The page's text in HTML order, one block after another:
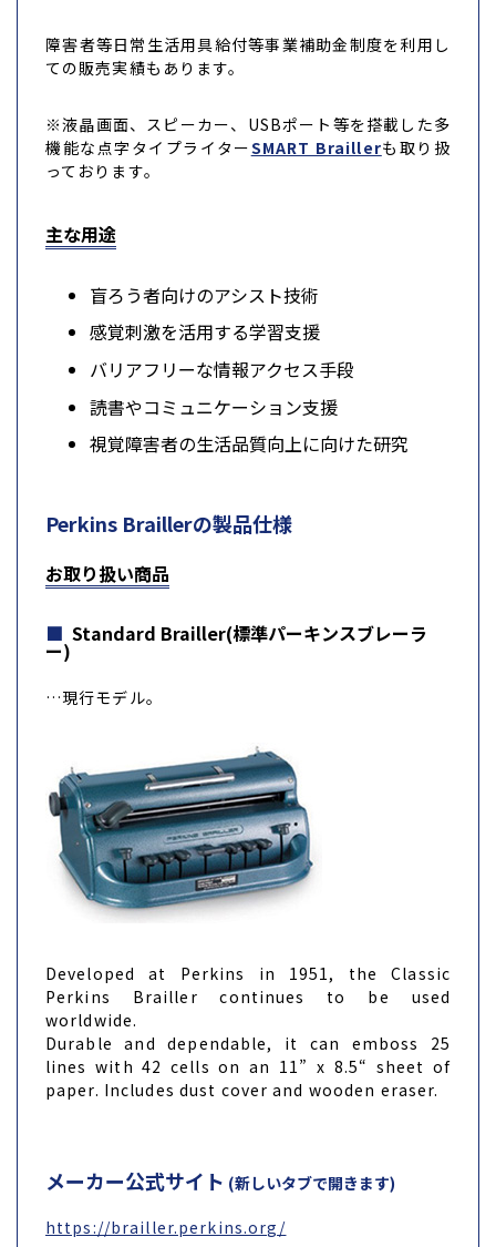
障害者等日常生活用具給付等事業補助金制度を利用し
ての販売実績もあります。
※液晶画面、スピーカー、USBポート等を搭載した多
機能な点字タイプライターSMART Braillerも取り扱
っております。
主な用途
盲ろう者向けのアシスト技術
感覚刺激を活用する学習支援
バリアフリーな情報アクセス手段
読書やコミュニケーション支援
視覚障害者の生活品質向上に向けた研究
Perkins Braillerの製品仕様
お取り扱い商品
Standard Brailler(標準パーキンスブレーラ
ー)
…現行モデル。
Developed at Perkins in 1951, the Classic
Perkins Brailler continues to be used
worldwide.
Durable and dependable, it can emboss 25
lines with 42 cells on an 11” x 8.5“ sheet of
paper. Includes dust cover and wooden eraser.
メーカー公式サイト (新しいタブで開きます)
https://brailler.perkins.org/